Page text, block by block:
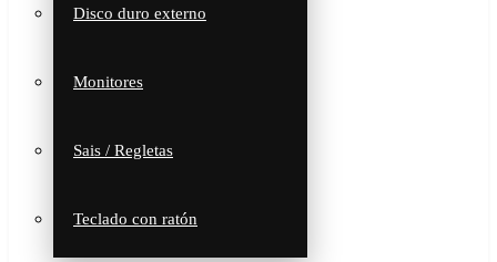
Disco duro externo
Monitores
Sais / Regletas
Teclado con ratón